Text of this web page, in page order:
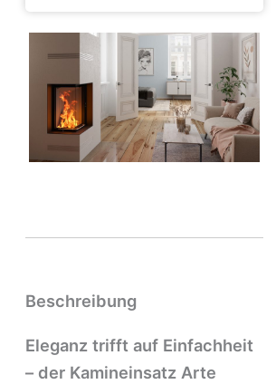
Beschreibung
Eleganz trifft auf Einfachheit
– der Kamineinsatz Arte